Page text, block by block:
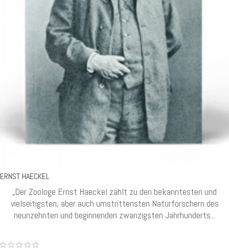
ERNST HAECKEL
„Der Zoologe Ernst Haeckel zählt zu den bekanntesten und
vielseitigsten, aber auch umstrittensten Naturforschern des
neunzehnten und beginnenden zwanzigsten Jahrhunderts...